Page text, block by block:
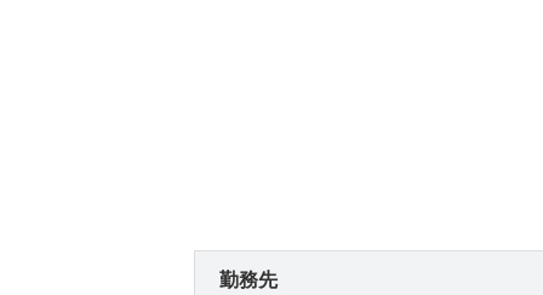
勤務先